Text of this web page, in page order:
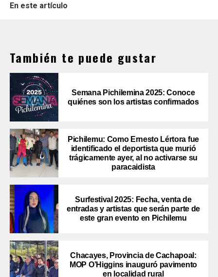
En este artículo
También te puede gustar
Semana Pichilemina 2025: Conoce
quiénes son los artistas confirmados
Pichilemu: Como Ernesto Lértora fue
identificado el deportista que murió
trágicamente ayer, al no activarse su
paracaidista
Surfestival 2025: Fecha, venta de
entradas y artistas que serán parte de
este gran evento en Pichilemu
Chacayes, Provincia de Cachapoal:
MOP O’Higgins inauguró pavimento
en localidad rural